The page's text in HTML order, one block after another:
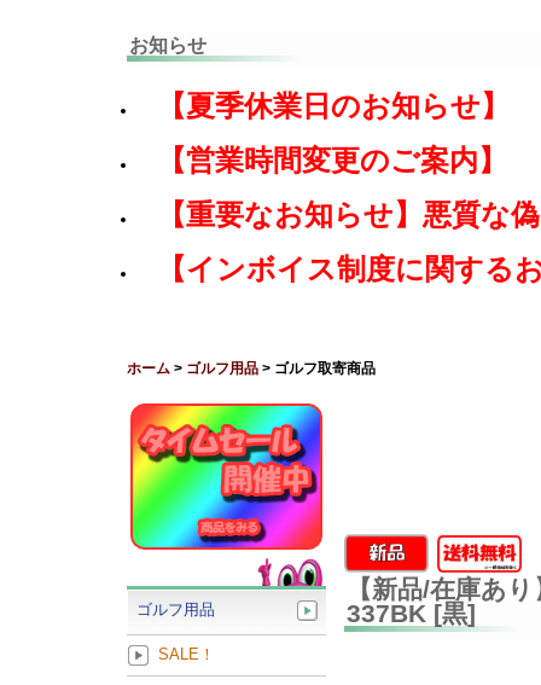
お知らせ
【夏季休業日のお知らせ】
【営業時間変更のご案内】
【重要なお知らせ】悪質な
【インボイス制度に関する
ホーム > ゴルフ用品 > ゴルフ取寄商品
【新品/在庫あ
337BK [黒]
ゴルフ用品
SALE！